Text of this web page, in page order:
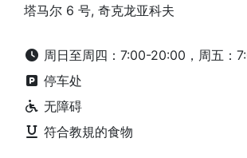
塔马尔 6 号, 奇克龙亚科夫
周日至周四：7:00-20:00，周五：
停车处
无障碍
符合教規的食物